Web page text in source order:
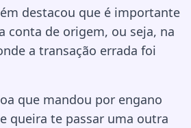
destacou que é importante
conta de origem, ou seja, na
a transação errada foi
que mandou por engano
queira te passar uma outra